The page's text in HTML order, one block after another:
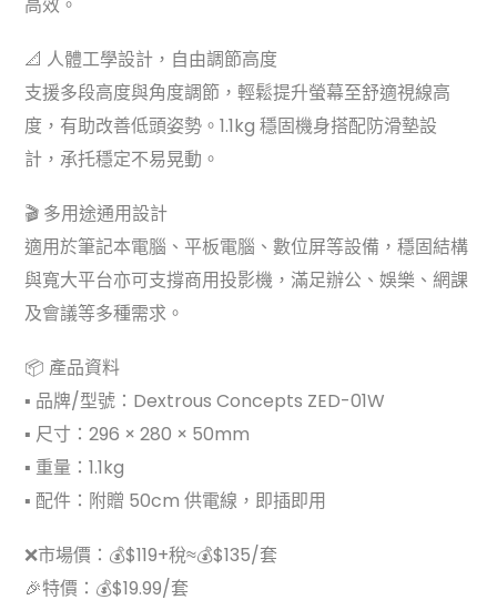
📐 人體工學設計，自由調節高度
支援多段高度與角度調節，輕鬆提升螢幕至舒適視線高
度，有助改善低頭姿勢。1.1kg 穩固機身搭配防滑墊設
計，承托穩定不易晃動。
🎬 多用途通用設計
適用於筆記本電腦、平板電腦、數位屏等設備，穩固結構
與寬大平台亦可支撐商用投影機，滿足辦公、娛樂、網課
及會議等多種需求。
📦 產品資料
▪ 品牌/型號：Dextrous Concepts ZED-01W
▪ 尺寸：296 × 280 × 50mm
▪ 重量：1.1kg
▪ 配件：附贈 50cm 供電線，即插即用
❌市場價：💰$119+稅≈💰$135/套
🎉特價：💰$19.99/套